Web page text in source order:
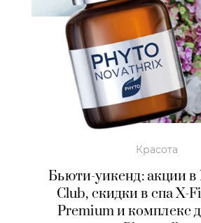
Красота
Бьюти-уикенд: акции в
Club, скидки в спа
Premium и комплекс